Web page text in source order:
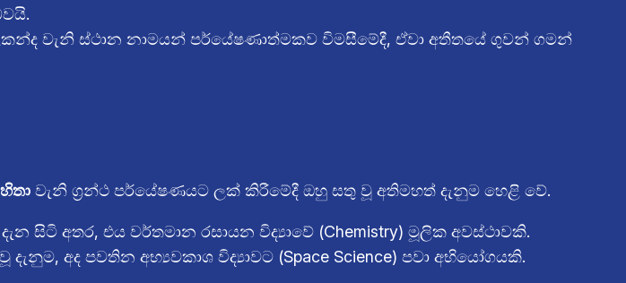
වැනි ස්ථාන නාමයන් පර්යේෂණාත්මකව විමසීමේදී, ඒවා අතීතයේ ගුවන් ගමන්
වැනි ග්‍රන්ථ පර්යේෂණයට ලක් කිරීමේදී ඔහු සතු වූ අතිමහත් දැනුම හෙළි වේ.
සිටි අතර, එය වර්තමාන රසායන විද්‍යාවේ (Chemistry) මූලික අවස්ථාවකි.
අද පවතින අභ්‍යවකාශ විද්‍යාවට (Space Science) පවා අභියෝගයකි.